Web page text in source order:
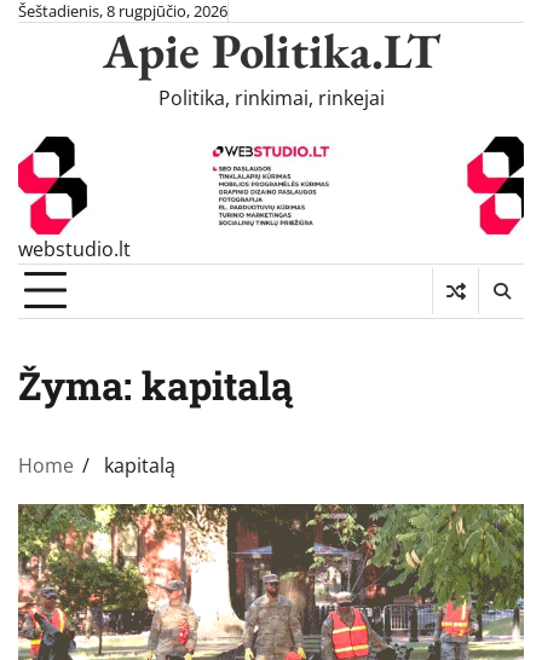
SkipŠeštadienis, 8 rugpjūčio, 2026
Apie Politika.LT
Politika, rinkimai, rinkejai
webstudio.lt
Žyma: kapitalą
Home kapitalą